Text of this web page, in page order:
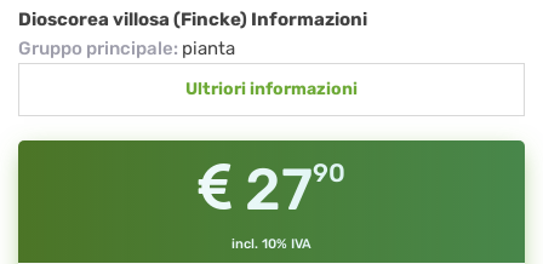
(Fincke)
Dioscorea villosa (Fincke) Informazioni
Gruppo principale: pianta
Ultriori informazioni
2790
incl. 10% IVA